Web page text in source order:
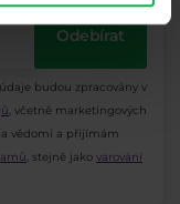
Odebírat
budou zpracovány v
, včetně marketingových
vědomí a přijímám
, stejně jako varování